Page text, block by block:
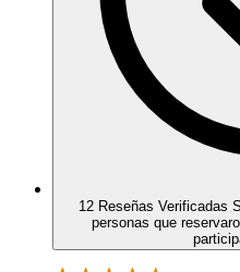
12 Reseñas Verificadas
personas que